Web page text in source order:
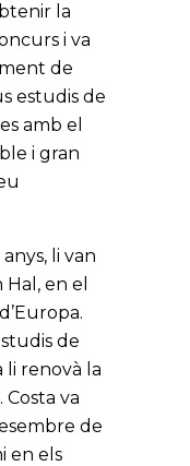
la
i va
de
estudis de
amb el
i gran
li van
en el
de
li renovà la
Costa va
de
en els